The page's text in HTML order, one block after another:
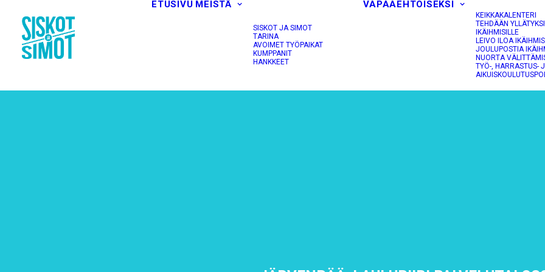
ETUSIVU MEISTÄ
SISKOT JA SIMOT
TARINA
AVOIMET TYÖPAIKAT
KUMPPANIT
HANKKEET
VAPAAEHTOISEKSI
KEIKKAKALENTERI
TEHDÄÄN
IKÄIHMISILLE
LEIVO ILOA
JOULUPOSTIA
NUORTA
TYÖ-, HARRASTUS-